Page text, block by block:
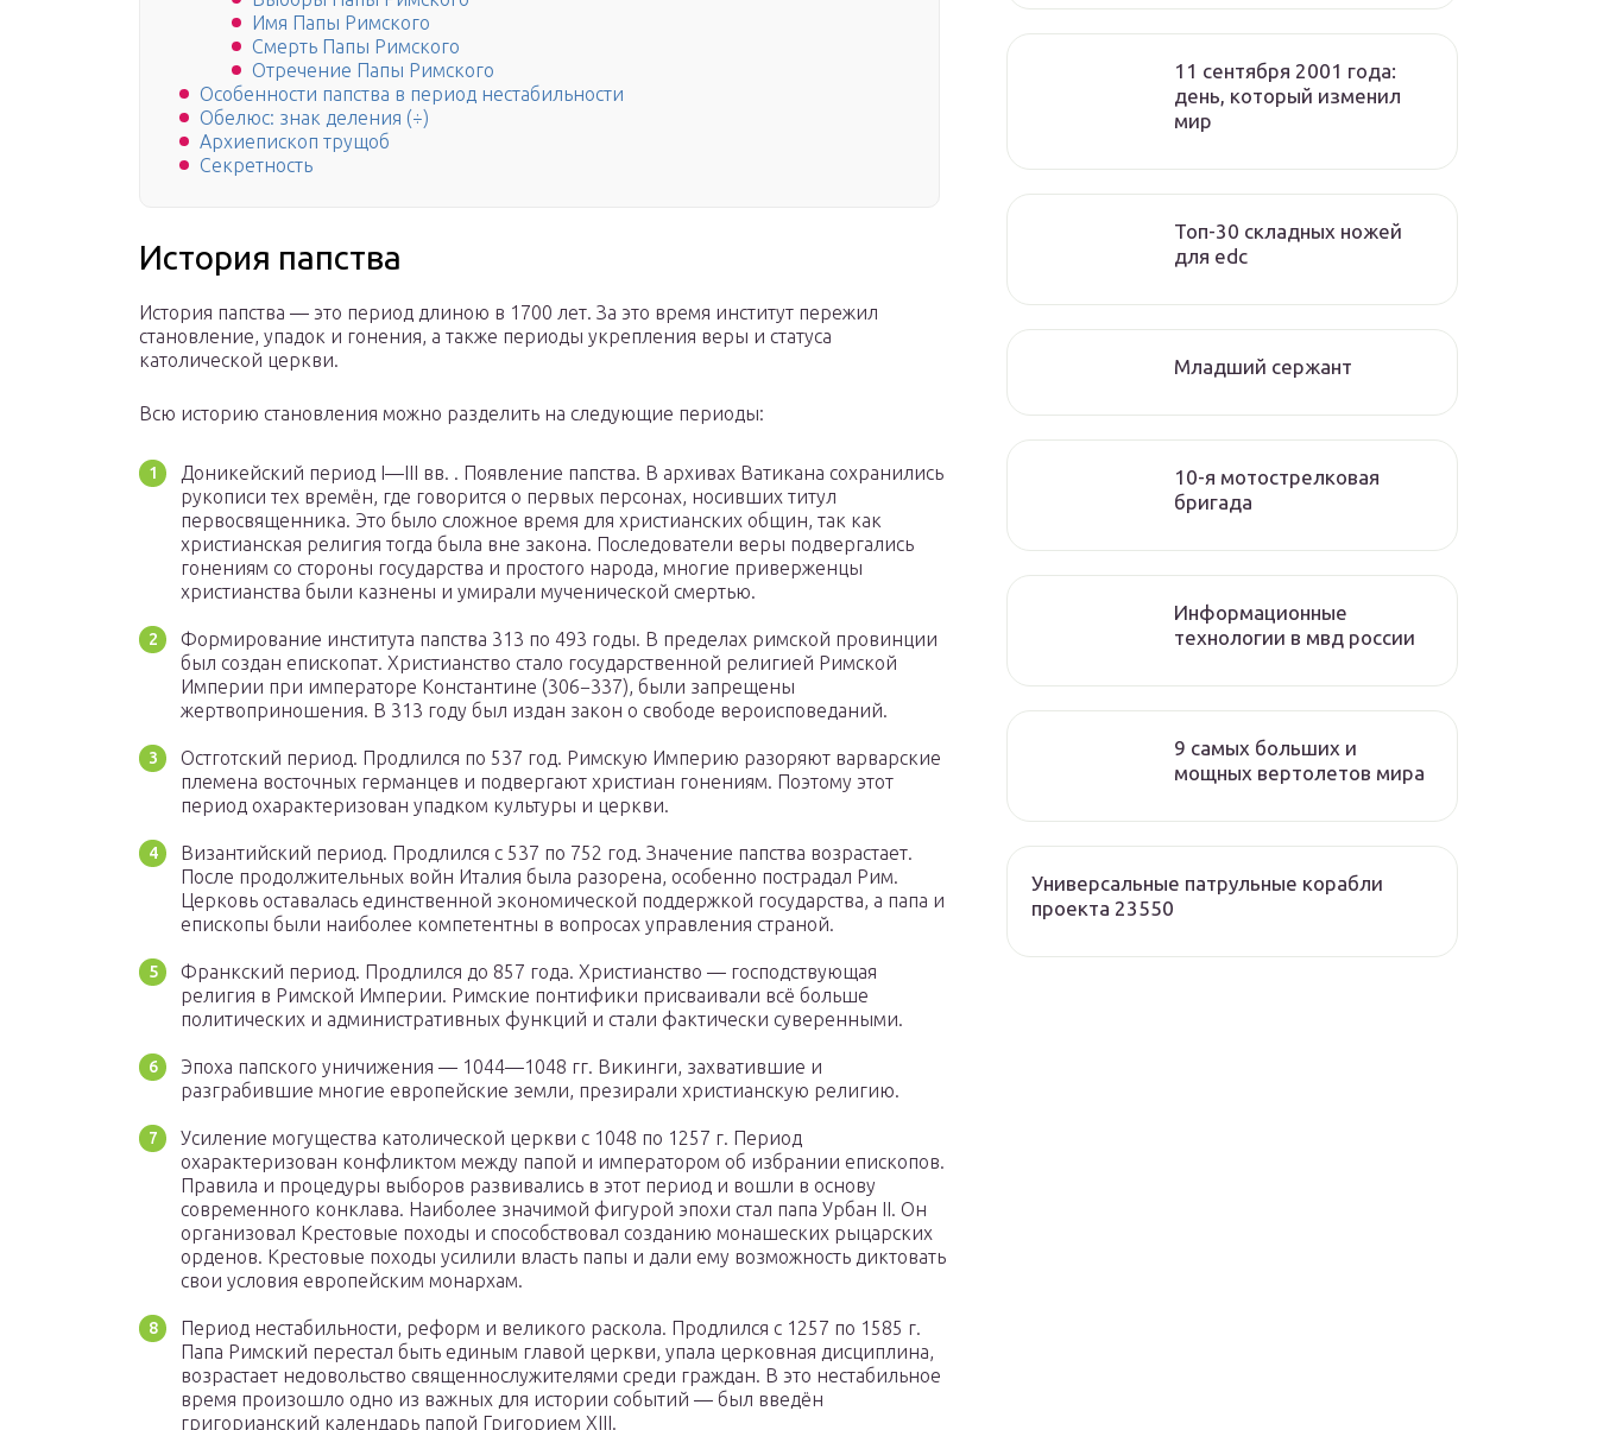
Имя Папы Римского
Смерть Папы Римского
Отречение Папы Римского
Особенности папства в период нестабильности
Обелюс: знак деления (÷)
Архиепископ трущоб
Секретность
История папства
История папства — это период длиною в 1700 лет. За это время институт пережил
становление, упадок и гонения, а также периоды укрепления веры и статуса
католической церкви.
Всю историю становления можно разделить на следующие периоды:
Доникейский период I—III вв. . Появление папства. В архивах Ватикана сохранились
рукописи тех времён, где говорится о первых персонах, носивших титул
первосвященника. Это было сложное время для христианских общин, так как
христианская религия тогда была вне закона. Последователи веры подвергались
гонениям со стороны государства и простого народа, многие приверженцы
христианства были казнены и умирали мученической смертью.
Формирование института папства 313 по 493 годы. В пределах римской провинции
был создан епископат. Христианство стало государственной религией Римской
Империи при императоре Константине (306−337), были запрещены
жертвоприношения. В 313 году был издан закон о свободе вероисповеданий.
Остготский период. Продлился по 537 год. Римскую Империю разоряют варварские
племена восточных германцев и подвергают христиан гонениям. Поэтому этот
период охарактеризован упадком культуры и церкви.
Византийский период. Продлился с 537 по 752 год. Значение папства возрастает.
После продолжительных войн Италия была разорена, особенно пострадал Рим.
Церковь оставалась единственной экономической поддержкой государства, а папа и
епископы были наиболее компетентны в вопросах управления страной.
Франкский период. Продлился до 857 года. Христианство — господствующая
религия в Римской Империи. Римские понтифики присваивали всё больше
политических и административных функций и стали фактически суверенными.
Эпоха папского уничижения — 1044—1048 гг. Викинги, захватившие и
разграбившие многие европейские земли, презирали христианскую религию.
Усиление могущества католической церкви с 1048 по 1257 г. Период
охарактеризован конфликтом между папой и императором об избрании епископов.
Правила и процедуры выборов развивались в этот период и вошли в основу
современного конклава. Наиболее значимой фигурой эпохи стал папа Урбан II. Он
организовал Крестовые походы и способствовал созданию монашеских рыцарских
орденов. Крестовые походы усилили власть папы и дали ему возможность диктовать
свои условия европейским монархам.
Период нестабильности, реформ и великого раскола. Продлился с 1257 по 1585 г.
Папа Римский перестал быть единым главой церкви, упала церковная дисциплина,
возрастает недовольство священнослужителями среди граждан. В это нестабильное
время произошло одно из важных для истории событий — был введён
григорианский календарь папой Григорием XIII.
11 сентября 2001 года:
день, который изменил
мир
Топ-30 складных ножей
для edc
Младший сержант
10-я мотострелковая
бригада
Информационные
технологии в мвд россии
9 самых больших и
мощных вертолетов мира
Универсальные патрульные корабли
проекта 23550